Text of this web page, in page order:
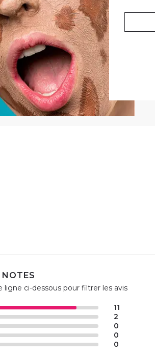
NOTES
ligne ci-dessous pour filtrer les avis
0
0
0
2
11